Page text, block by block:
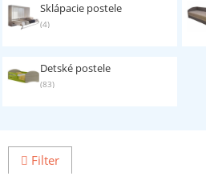
Sklápacie postele
(4)
Detské postele
(83)
Filter